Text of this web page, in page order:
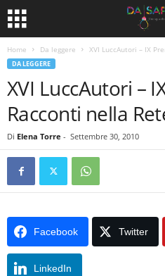
Home Da leggere XVI LuccAutori – IX
DA LEGGERE
XVI LuccAutori –
Racconti nella
Di Elena Torre - Settembre 30, 2010
Facebook Twitter
LinkedIn